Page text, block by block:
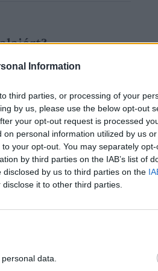
Information
third parties, or processing of your
by us, please use the below opt-out
your opt-out request is processed
personal information utilized by us
your opt-out. You may separately
by third parties on the IAB’s list of
by us to third parties on the
it to other third parties.
data.
a gazdálkodó
hatnak a költségekre,
szélsőséges
továbbá azon
a talaj megfelelő